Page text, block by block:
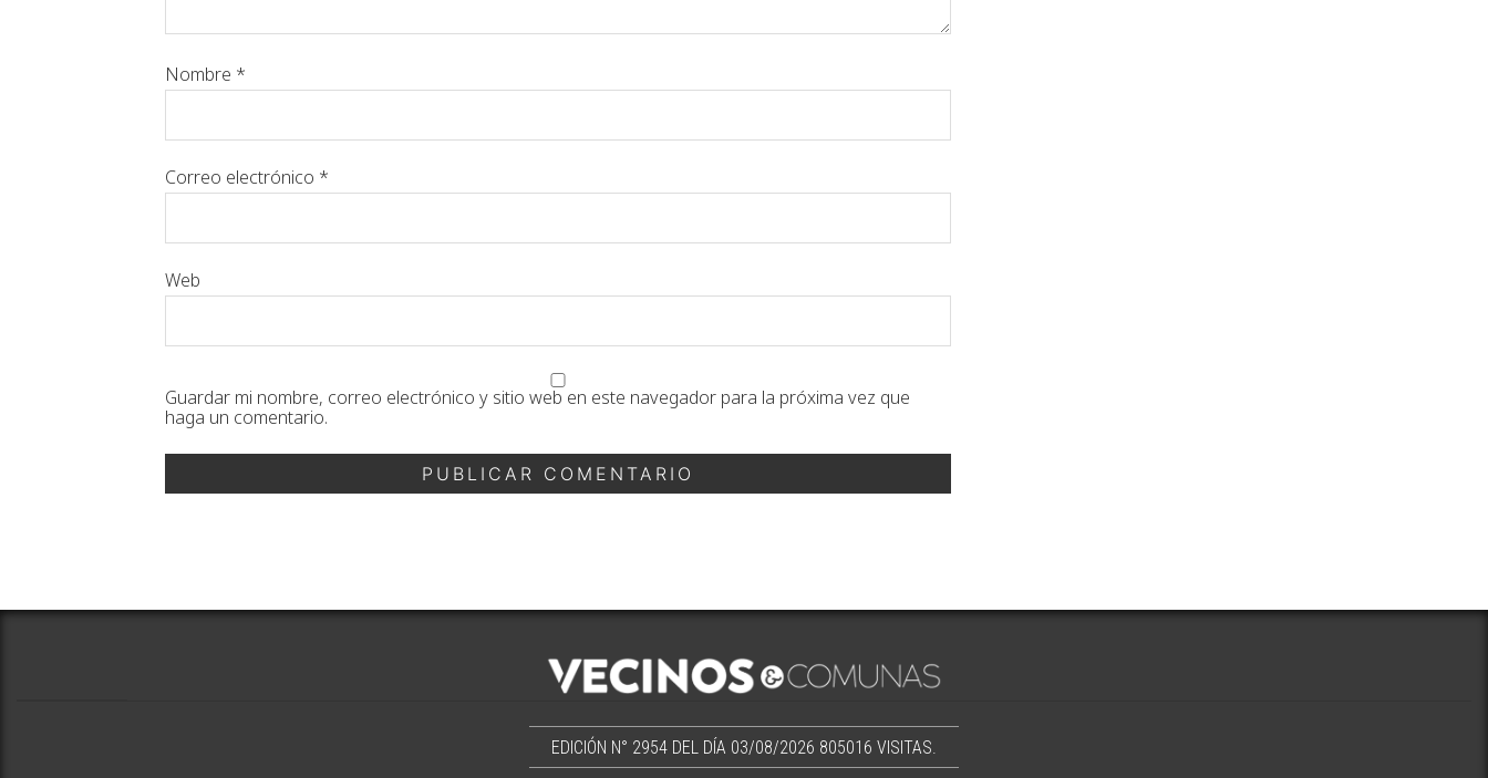
Nombre *
Correo electrónico *
Web
Guardar mi nombre, correo electrónico y sitio web en este navegador para la próxima vez que
haga un comentario.
EDICIÓN N° 2954 DEL DÍA 03/08/2026 805016 VISITAS.